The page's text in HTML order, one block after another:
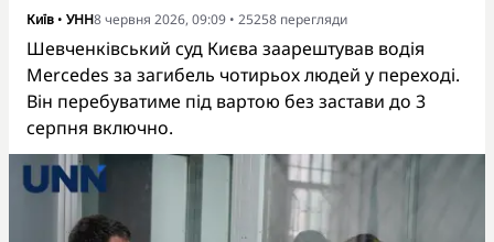
Київ • УНН8 червня 2026, 09:09 • 25258 перегляди
Шевченківський суд Києва заарештував водія
Mercedes за загибель чотирьох людей у переході.
Він перебуватиме під вартою без застави до 3
серпня включно.